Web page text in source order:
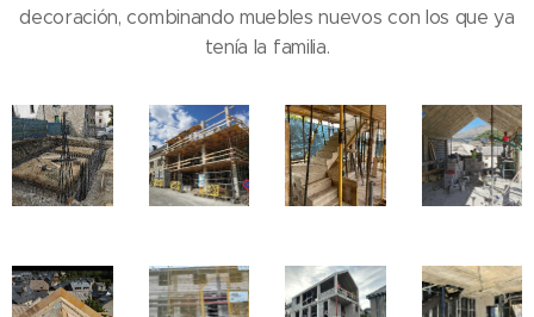
decoración, combinando muebles nuevos con los que ya
tenía la familia.